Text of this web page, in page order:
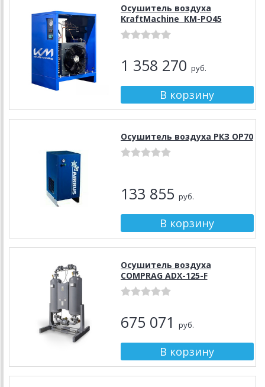
Осушитель воздуха
KraftMachine КМ-РО45
1 358 270 руб.
Осушитель воздуха РКЗ OP70
133 855 руб.
Осушитель воздуха
COMPRAG ADX-125-F
675 071 руб.